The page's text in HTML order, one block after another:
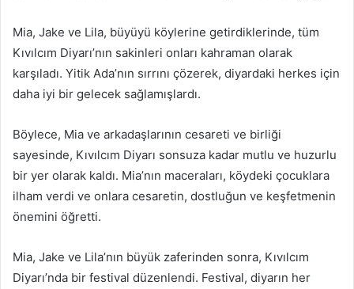
Mia, Jake ve Lila, büyüyü köylerine getirdiklerinde, tüm
Kıvılcım Diyarı’nın sakinleri onları kahraman olarak
karşıladı. Yitik Ada’nın sırrını çözerek, diyardaki herkes için
daha iyi bir gelecek sağlamışlardı.
Böylece, Mia ve arkadaşlarının cesareti ve birliği
sayesinde, Kıvılcım Diyarı sonsuza kadar mutlu ve huzurlu
bir yer olarak kaldı. Mia’nın maceraları, köydeki çocuklara
ilham verdi ve onlara cesaretin, dostluğun ve keşfetmenin
önemini öğretti.
Mia, Jake ve Lila’nın büyük zaferinden sonra, Kıvılcım
Diyarı’nda bir festival düzenlendi. Festival, diyarın her